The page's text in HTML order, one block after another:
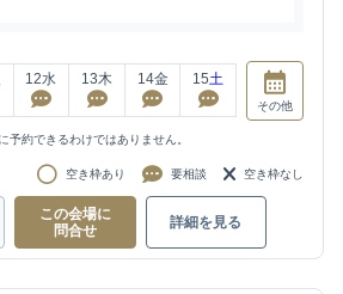
12水 13木 14金 15土
その他
予約できるわけではありません。
空き枠あり 要相談 空き枠なし
この会場に
問合せ
詳細を見る